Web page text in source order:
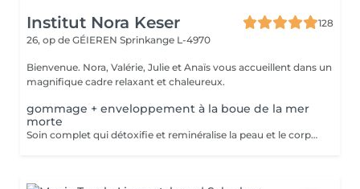
Institut Nora Keser
128
26, op de GÉIEREN Sprinkange L-4970
Bienvenue. Nora, Valérie, Julie et Anaïs vous accueillent dans un
magnifique cadre relaxant et chaleureux.
gommage + enveloppement à la boue de la mer
morte
Soin complet qui détoxifie et reminéralise la peau et le corps grâce à la boue de la Mer Morte. La peau sera plus lisse, plus douce, effet drainant grâce a l'application d'une crème en fin de soin.